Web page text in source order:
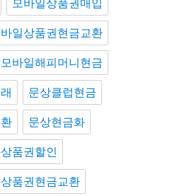
모바일상품권매입
일상품권현금교환
모바일해피머니현금
문상클럽현금
문상현금화
품권할인
품권현금교환